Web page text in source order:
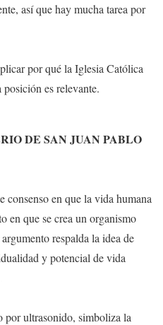
así que hay mucha tarea por
por qué la Iglesia Católica
es relevante.
DE SAN JUAN PABLO
en que la vida humana
en que se crea un organismo
respalda la idea de
y potencial de vida
por ultrasonido, simboliza la